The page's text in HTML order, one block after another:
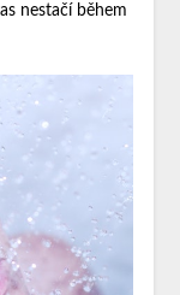
nestačí během